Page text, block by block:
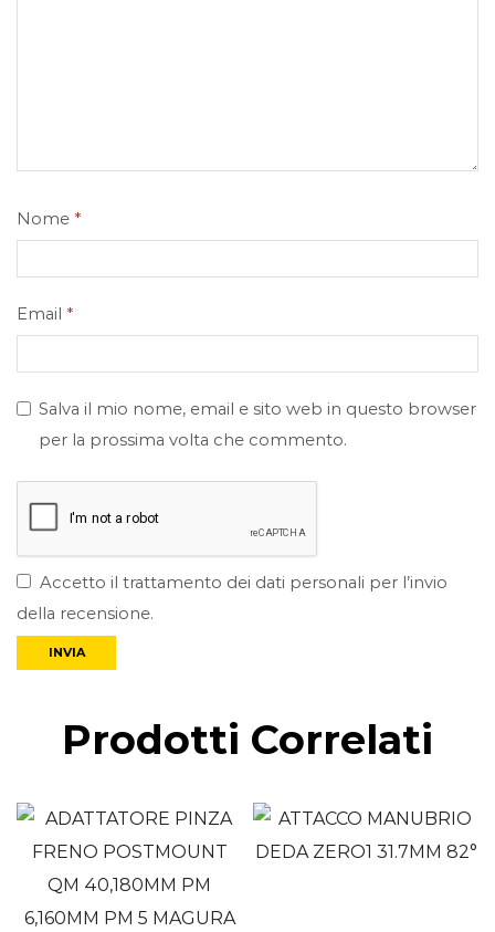
Nome *
Email *
Salva il mio nome, email e sito web in questo browser
per la prossima volta che commento.
Accetto il trattamento dei dati personali per l’invio
della recensione.
Prodotti Correlati